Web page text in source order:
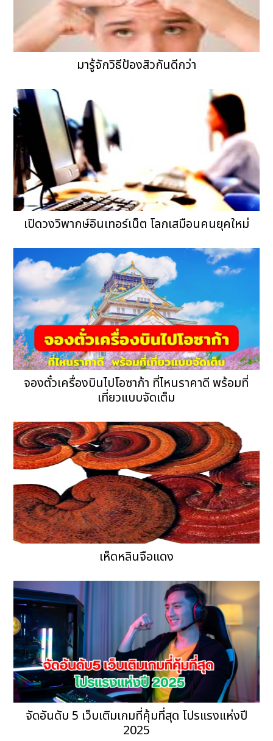
มารู้จักวิธีป้องสิวกันดีกว่า
เปิดวงวิพากษ์อินเทอร์เน็ต โลกเสมือนคนยุคใหม่
จองตั๋วเครื่องบินไปโอซาก้า ที่ไหนราคาดี พร้อมที่
เที่ยวแบบจัดเต็ม
เห็ดหลินจือแดง
จัดอันดับ 5 เว็บเติมเกมที่คุ้มที่สุด โปรแรงแห่งปี
2025